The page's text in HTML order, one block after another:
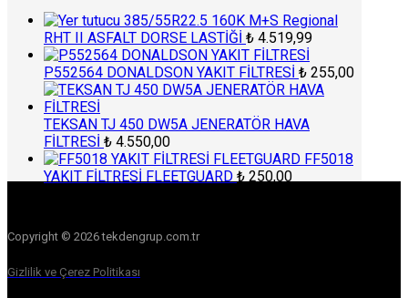
385/55R22.5 160K M+S Regional
RHT II ASFALT DORSE LASTİĞİ ₺ 4.519,99
P552564 DONALDSON YAKIT FİLTRESİ ₺ 255,00
TEKSAN TJ 450 DW5A JENERATÖR HAVA
FİLTRESİ ₺ 4.550,00
FF5018
YAKIT FİLTRESİ FLEETGUARD ₺ 250,00
Copyright © 2026 tekdengrup.com.tr
Gizlilik ve Çerez Politikası